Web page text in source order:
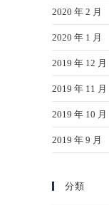
2020 年 2 月
2020 年 1 月
2019 年 12 月
2019 年 11 月
2019 年 10 月
2019 年 9 月
分類